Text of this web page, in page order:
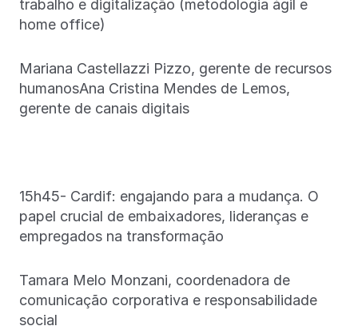
trabalho e digitalização (metodologia ágil e
home office)
Mariana Castellazzi Pizzo, gerente de recursos
humanosAna Cristina Mendes de Lemos,
gerente de canais digitais
15h45- Cardif: engajando para a mudança. O
papel crucial de embaixadores, lideranças e
empregados na transformação
Tamara Melo Monzani, coordenadora de
comunicação corporativa e responsabilidade
social